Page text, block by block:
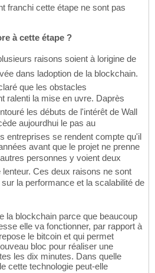
franchi cette étape ne sont pas
à cette étape ?
raisons soient à lorigine de
dans ladoption de la blockchain.
que les obstacles
la mise en uvre. Daprès
les débuts de l'intérêt de Wall
aujourdhui le pas au
entreprises se rendent compte qu'il
avant que le projet ne prenne
personnes y voient deux
Ces deux raisons ne sont
sur la performance et la scalabilité de
la blockchain parce que beaucoup
elle va fonctionner, par rapport à
le bitcoin et qui permet
bloc pour réaliser une
les dix minutes. Dans quelle
cette technologie peut-elle